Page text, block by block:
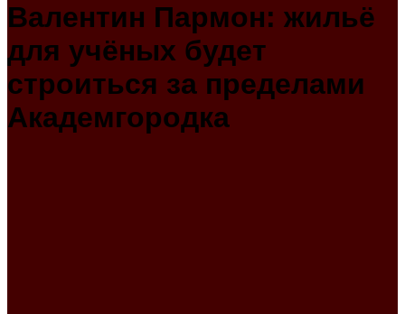
Валентин Пармон: жильё
для учёных будет
строиться за пределами
Академгородка